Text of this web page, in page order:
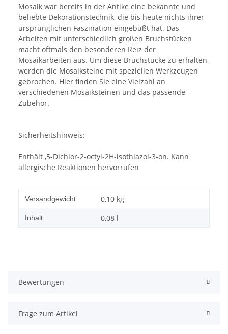
Mosaik war bereits in der Antike eine bekannte und
beliebte Dekorationstechnik, die bis heute nichts ihrer
ursprünglichen Faszination eingebüßt hat. Das
Arbeiten mit unterschiedlich großen Bruchstücken
macht oftmals den besonderen Reiz der
Mosaikarbeiten aus. Um diese Bruchstücke zu erhalten,
werden die Mosaiksteine mit speziellen Werkzeugen
gebrochen. Hier finden Sie eine Vielzahl an
verschiedenen Mosaiksteinen und das passende
Zubehör.
Sicherheitshinweis:
Enthält ,5-Dichlor-2-octyl-2H-isothiazol-3-on. Kann
allergische Reaktionen hervorrufen
Versandgewicht: 0,10 kg
Inhalt: 0,08 l
Bewertungen
Frage zum Artikel